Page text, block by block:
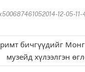
12-05-